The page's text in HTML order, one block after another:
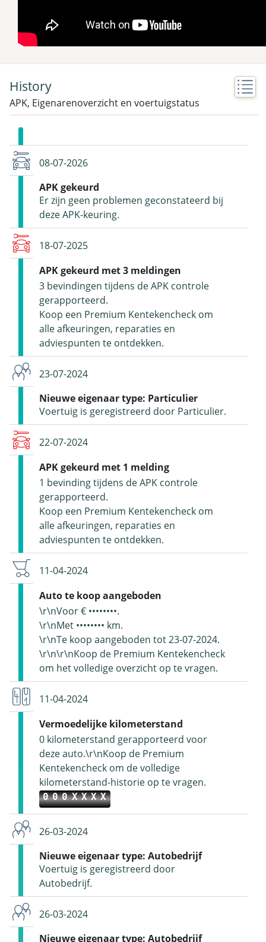
History
APK, Eigenarenoverzicht en voertuigstatus
08-07-2026
APK gekeurd
Er zijn geen problemen geconstateerd bij
deze APK-keuring.
18-07-2025
APK gekeurd met 3 meldingen
3 bevindingen tijdens de APK controle
gerapporteerd.
Koop een Premium Kentekencheck om
alle afkeuringen, reparaties en
adviespunten te ontdekken.
23-07-2024
Nieuwe eigenaar type: Particulier
Voertuig is geregistreerd door Particulier.
22-07-2024
APK gekeurd met 1 melding
1 bevinding tijdens de APK controle
gerapporteerd.
Koop een Premium Kentekencheck om
alle afkeuringen, reparaties en
adviespunten te ontdekken.
11-04-2024
Auto te koop aangeboden
\r\nVoor € ••••••••.
\r\nMet •••••••• km.
\r\nTe koop aangeboden tot 23-07-2024.
\r\n\r\nKoop de Premium Kentekencheck
om het volledige overzicht op te vragen.
11-04-2024
Vermoedelijke kilometerstand
0 kilometerstand gerapporteerd voor
deze auto.\r\nKoop de Premium
Kentekencheck om de volledige
kilometerstand-historie op te vragen.
000XXXX
26-03-2024
Nieuwe eigenaar type: Autobedrijf
Voertuig is geregistreerd door
Autobedrijf.
26-03-2024
Nieuwe eigenaar type: Autobedrijf